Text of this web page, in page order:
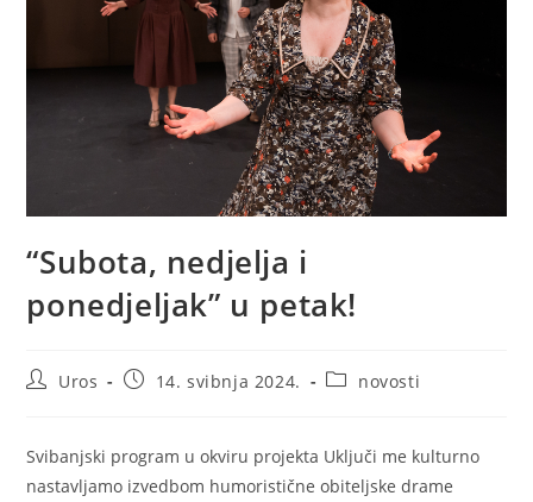
“Subota, nedjelja i
ponedjeljak” u petak!
AutorUros
Objava14. svibnja 2024.
Kategorija
novosti
Svibanjski program u okviru projekta Uključi me kulturno
nastavljamo izvedbom humoristične obiteljske drame